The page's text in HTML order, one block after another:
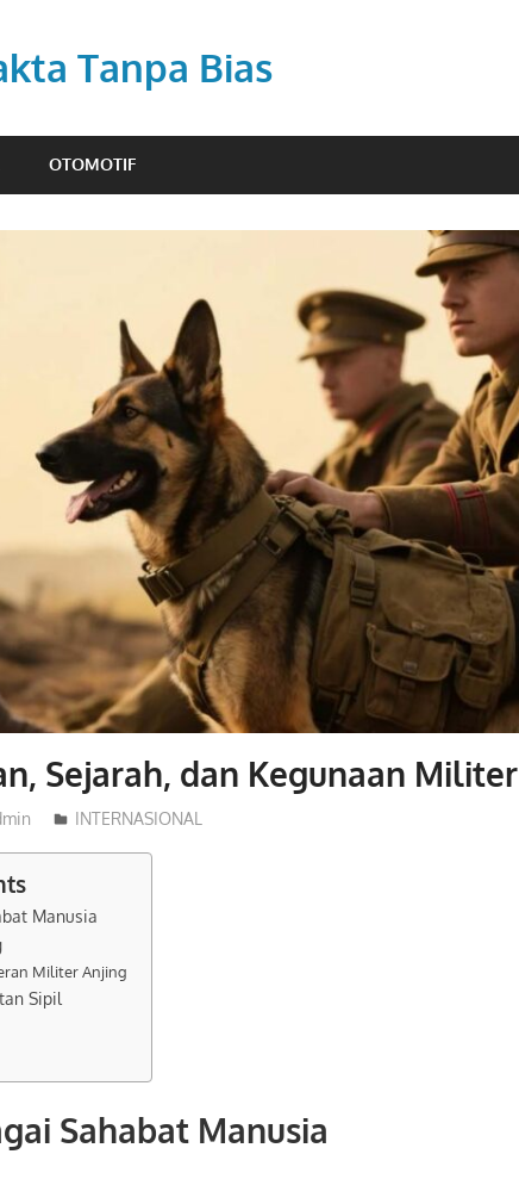
Tanpa Bias
OTOMOTIF
Sejarah, dan Kegunaan Militer
INTERNASIONAL
Manusia
Militer Anjing
Sipil
Sahabat Manusia